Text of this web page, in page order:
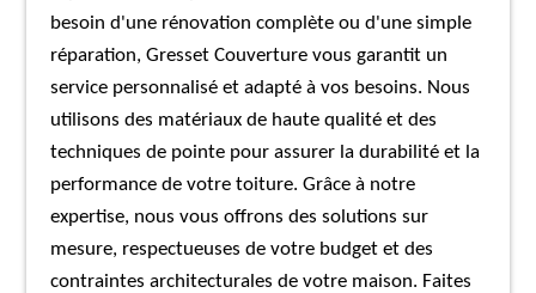
besoin d'une rénovation complète ou d'une simple
réparation, Gresset Couverture vous garantit un
service personnalisé et adapté à vos besoins. Nous
utilisons des matériaux de haute qualité et des
techniques de pointe pour assurer la durabilité et la
performance de votre toiture. Grâce à notre
expertise, nous vous offrons des solutions sur
mesure, respectueuses de votre budget et des
contraintes architecturales de votre maison. Faites